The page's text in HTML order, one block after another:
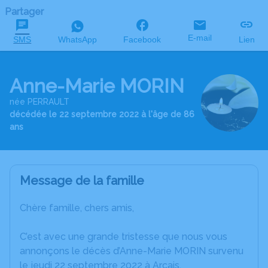
Partager
SMS WhatsApp Facebook E-mail Lien
Anne-Marie MORIN
née PERRAULT
décédée le 22 septembre 2022 à l'âge de 86
ans
Message de la famille
Chère famille, chers amis,
C’est avec une grande tristesse que nous vous
annonçons le décès d’Anne-Marie MORIN survenu
le jeudi 22 septembre 2022 à Arcais.